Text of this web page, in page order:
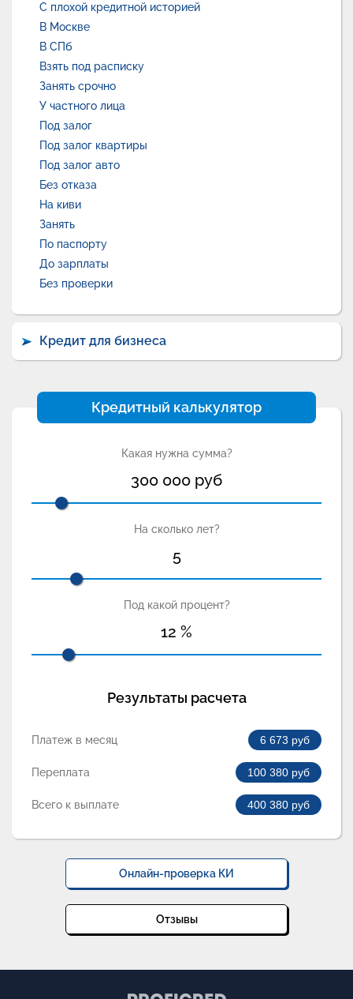
С плохой кредитной историей
В Москве
В СПб
Взять под расписку
Занять срочно
У частного лица
Под залог
Под залог квартиры
Под залог авто
Без отказа
На киви
Занять
По паспорту
До зарплаты
Без проверки
Кредит для бизнеса
Кредитный калькулятор
Какая нужна сумма?
300 000 руб
На сколько лет?
5
Под какой процент?
12 %
Результаты расчета
Платеж в месяц 6 673 руб
Переплата 100 380 руб
Всего к выплате 400 380 руб
Онлайн-проверка КИ
Отзывы